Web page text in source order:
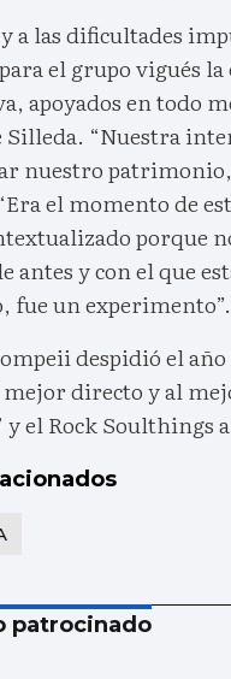
a las dificultades
el grupo vigués
apoyados en todo
Silleda. “Nuestra
nuestro
el momento de
porque
antes y con el que
fue un experimento”.
despidió el
directo y al
y el Rock Soulthings
patrocinado